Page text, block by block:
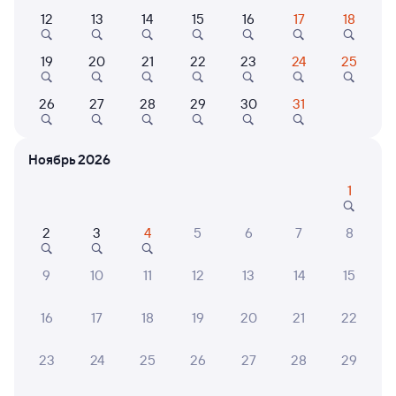
Самый быстрый
308Н Проходящий 8,7
Бердск
08:05 08:18
13 м в пути
Маршрут
Плацкарт
от 1 ⁠162 ⁠₽
Купе
2 ⁠402 ⁠₽
Выберите дату
Самый быстрый
12 13 14 15 16 17 18
19 20 21 22 23 24 25
26 27 28 29 30 31
Ноябрь 2026
1
2 3 4 5 6 7 8
9 10 11 12 13 14 15
16 17 18 19 20 21 22
23 24 25 26 27 28 29